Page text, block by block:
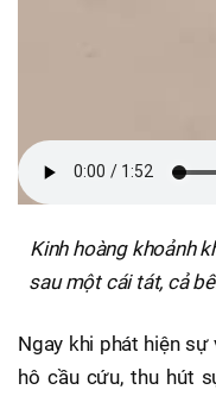
Kinh hoàng khoảnh
sau một cái tát, cả
Ngay khi phát hiện
hô cầu cứu, thu hút